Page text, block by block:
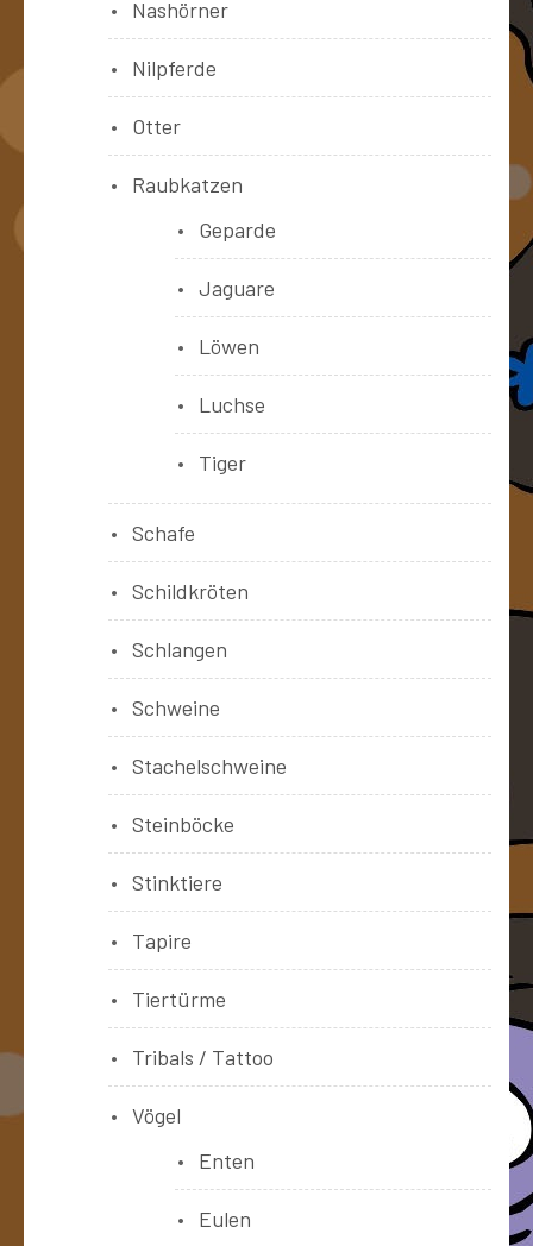
Nashörner
Nilpferde
Otter
Raubkatzen
Geparde
Jaguare
Löwen
Luchse
Tiger
Schafe
Schildkröten
Schlangen
Schweine
Stachelschweine
Steinböcke
Stinktiere
Tapire
Tiertürme
Tribals / Tattoo
Vögel
Enten
Eulen